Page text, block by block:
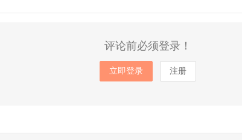
评论前必须登录！
立即登录 注册